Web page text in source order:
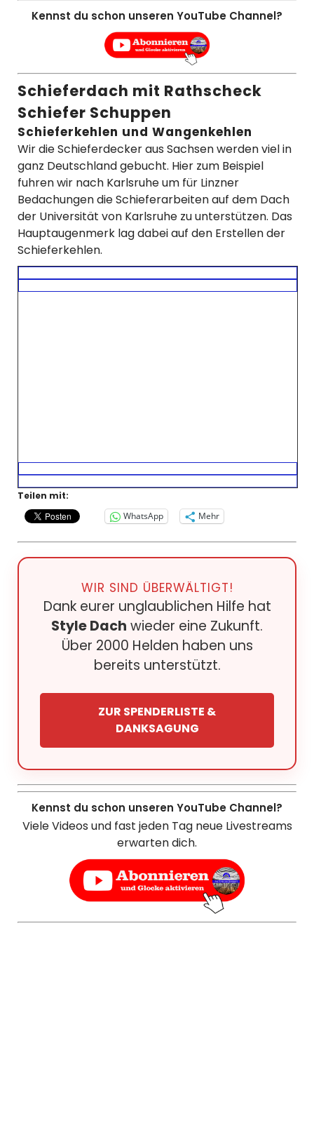
Kennst du schon unseren YouTube Channel?
Schieferdach mit Rathscheck
Schiefer Schuppen
Schieferkehlen und Wangenkehlen
Wir die Schieferdecker aus Sachsen werden viel in
ganz Deutschland gebucht. Hier zum Beispiel
fuhren wir nach Karlsruhe um für Linzner
Bedachungen die Schieferarbeiten auf dem Dach
der Universität von Karlsruhe zu unterstützen. Das
Hauptaugenmerk lag dabei auf den Erstellen der
Schieferkehlen.
Teilen mit:
WhatsApp
Mehr
WIR SIND ÜBERWÄLTIGT!
Dank eurer unglaublichen Hilfe hat
Style Dach wieder eine Zukunft.
Über 2000 Helden haben uns
bereits unterstützt.
ZUR SPENDERLISTE &
DANKSAGUNG
Kennst du schon unseren YouTube Channel?
Viele Videos und fast jeden Tag neue Livestreams
erwarten dich.